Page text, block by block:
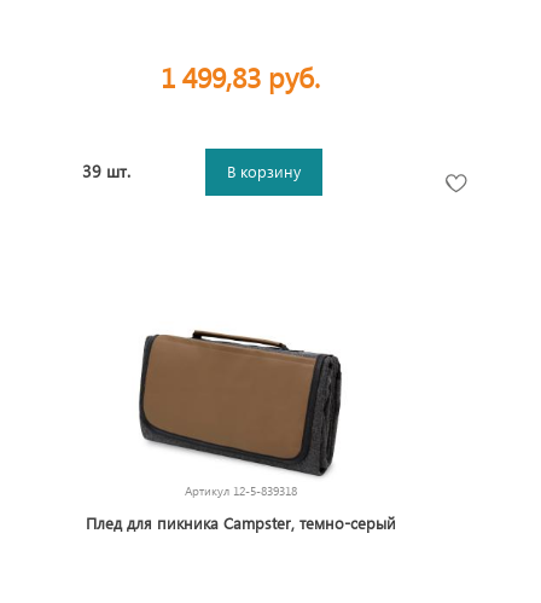
1 499,83 руб.
39 шт. В корзину
Артикул 12-5-839318
Плед для пикника Campster, темно-серый